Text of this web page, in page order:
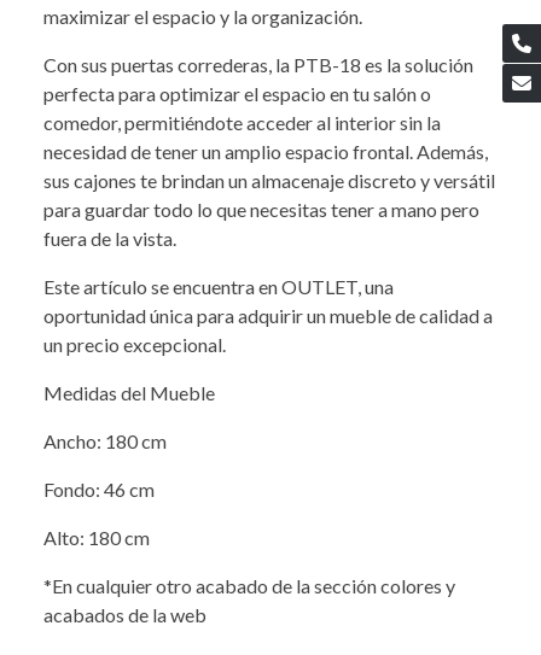
maximizar el espacio y la organización.
Con sus puertas correderas, la PTB-18 es la solución
perfecta para optimizar el espacio en tu salón o
comedor, permitiéndote acceder al interior sin la
necesidad de tener un amplio espacio frontal. Además,
sus cajones te brindan un almacenaje discreto y versátil
para guardar todo lo que necesitas tener a mano pero
fuera de la vista.
Este artículo se encuentra en OUTLET, una
oportunidad única para adquirir un mueble de calidad a
un precio excepcional.
Medidas del Mueble
Ancho: 180 cm
Fondo: 46 cm
Alto: 180 cm
*En cualquier otro acabado de la sección colores y
acabados de la web